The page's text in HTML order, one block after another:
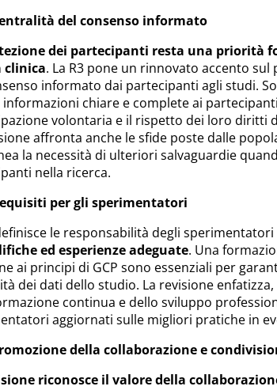
del consenso informato
dei partecipanti resta una priorità
clinica. La R3 pone un rinnovato accento
informato dai partecipanti agli studi.
chiare e complete ai
volontaria e il rispetto dei loro diritti
affronta anche le sfide poste dalle
la necessità di ulteriori salvaguardie
nella ricerca.
per gli sperimentatori
le responsabilità degli sperimentatori
ed esperienze adeguate. Una
ai principi di GCP sono essenziali per
dei dati dello studio. La revisione
continua e dello sviluppo
aggiornati sulle migliori pratiche in
della collaborazione e
riconosce il valore della